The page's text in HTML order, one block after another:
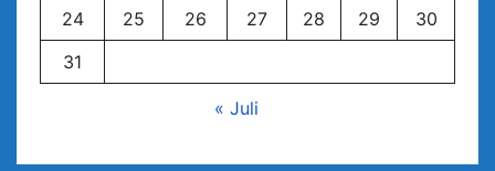
24
25 26 27 28 29
30
31
« Juli